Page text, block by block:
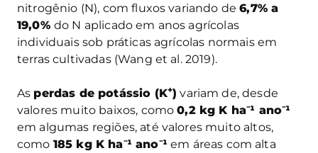
nitrogênio (N), com fluxos variando de6,7% a
19,0% do N aplicado em anos agrícolas
individuais sob práticas agrícolas normais em
terras cultivadas (Wang et al. 2019).
As perdas de potássio (K+) variam de, desde
valores muito baixos, como0,2 kg K ha⁻¹ ano⁻¹
em algumas regiões, até valores muito altos,
como 185 kg K ha⁻¹ ano⁻¹em áreas com alta